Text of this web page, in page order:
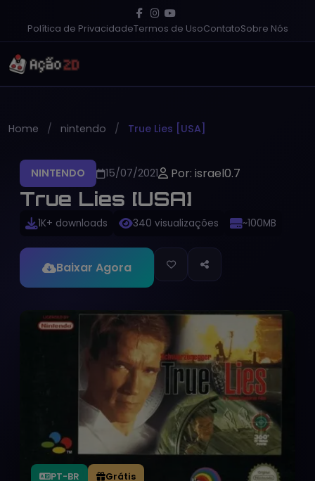
Política de PrivacidadeTermos de UsoContatoSobre Nós
Home nintendo True Lies [USA]
NINTENDO 15/07/2021 Por: israel0.7
True Lies [USA]
1K+ downloads 340 visualizações ~100MB
Baixar Agora
PT-BR Grátis